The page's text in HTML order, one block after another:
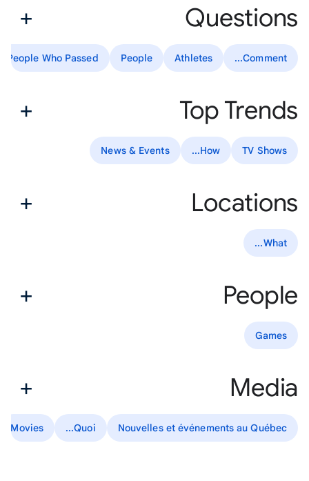
Questions
Comment...
Athletes
People
People Who Passed
Top Trends
TV Shows
How...
News & Events
Locations
What...
People
Games
Media
Nouvelles et événements au Québec
Quoi...
Movies